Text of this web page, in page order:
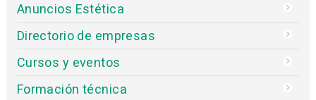
Anuncios Estética
Directorio de empresas
Cursos y eventos
Formación técnica